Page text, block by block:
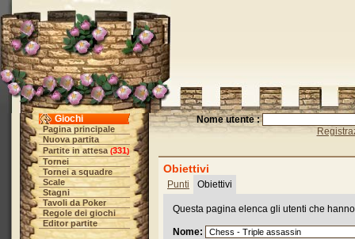
Giochi
Pagina principale
Nuova partita
Partite in attesa (331)
Tornei
Tornei a squadre
Scale
Stagni
Tavoli da Poker
Regole dei giochi
Editor partite
Nome utente :
Obiettivi
Punti Obiettivi
Questa pagina elenca gli utenti che
Nome: